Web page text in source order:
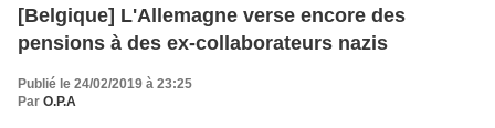
[Belgique] L'Allemagne verse encore des
pensions à des ex-collaborateurs nazis
Publié le 24/02/2019 à 23:25
Par O.P.A